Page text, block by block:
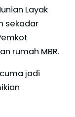
Layak
sekadar
rumah MBR.
jadi